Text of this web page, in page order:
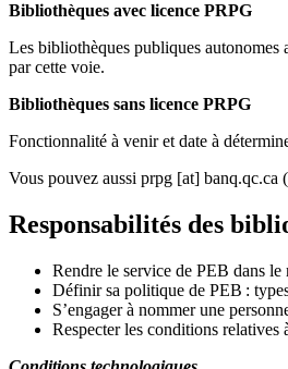
Bibliothèques avec licence PRPG
Les bibliothèques publiques autonomes
par cette voie.
Bibliothèques sans licence PRPG
Fonctionnalité à venir et date à
Vous pouvez aussi prpg [at] banq.qc.ca
Responsabilités des
Rendre le service de PEB dans le
Définir sa politique de PEB :
S’engager à nommer une
Respecter les conditions relatives